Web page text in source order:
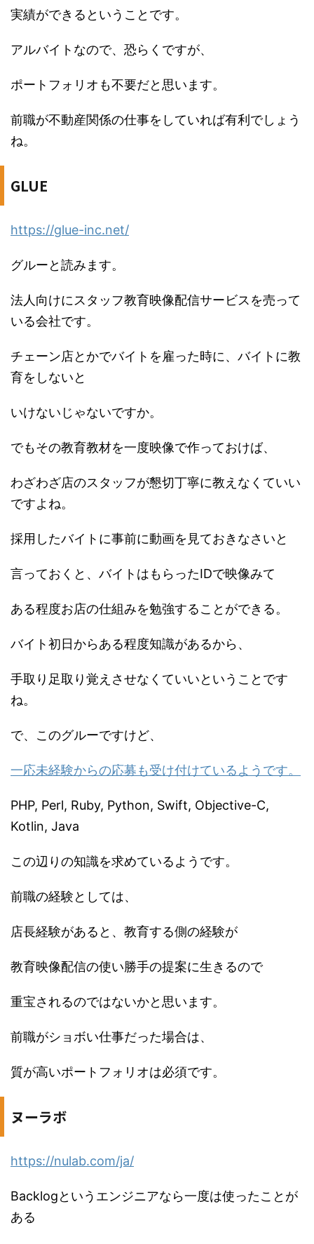
実績ができるということです。
アルバイトなので、恐らくですが、
ポートフォリオも不要だと思います。
前職が不動産関係の仕事をしていれば有利でしょう
ね。
GLUE
https://glue-inc.net/
グルーと読みます。
法人向けにスタッフ教育映像配信サービスを売って
いる会社です。
チェーン店とかでバイトを雇った時に、バイトに教
育をしないと
いけないじゃないですか。
でもその教育教材を一度映像で作っておけば、
わざわざ店のスタッフが懇切丁寧に教えなくていい
ですよね。
採用したバイトに事前に動画を見ておきなさいと
言っておくと、バイトはもらったIDで映像みて
ある程度お店の仕組みを勉強することができる。
バイト初日からある程度知識があるから、
手取り足取り覚えさせなくていいということです
ね。
で、このグルーですけど、
一応未経験からの応募も受け付けているようです。
PHP, Perl, Ruby, Python, Swift, Objective-C,
Kotlin, Java
この辺りの知識を求めているようです。
前職の経験としては、
店長経験があると、教育する側の経験が
教育映像配信の使い勝手の提案に生きるので
重宝されるのではないかと思います。
前職がショボい仕事だった場合は、
質が高いポートフォリオは必須です。
ヌーラボ
https://nulab.com/ja/
Backlogというエンジニアなら一度は使ったことが
ある